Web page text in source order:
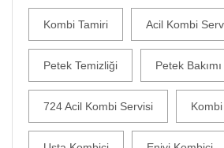
Kombi Tamiri Acil Kombi
Petek Temizliği Petek Bakımı
724 Acil Kombi Servisi Kombi